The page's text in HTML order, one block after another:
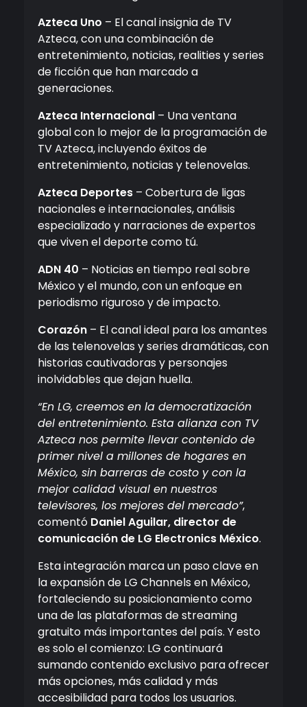
Azteca Uno – El canal insignia de TV
Azteca, con una combinación de
entretenimiento, noticias, realities y series
de ficción que han marcado a
generaciones.
Azteca Internacional – Una ventana
global con lo mejor de la programación de
TV Azteca, incluyendo éxitos de
entretenimiento, noticias y telenovelas.
Azteca Deportes – Cobertura de ligas
nacionales e internacionales, análisis
especializado y narraciones de expertos
que viven el deporte como tú.
ADN 40 – Noticias en tiempo real sobre
México y el mundo, con un enfoque en
periodismo riguroso y de impacto.
Corazón – El canal ideal para los amantes
de las telenovelas y series dramáticas, con
historias cautivadoras y personajes
inolvidables que dejan huella.
“En LG, creemos en la democratización
del entretenimiento. Esta alianza con TV
Azteca nos permite llevar contenido de
primer nivel a millones de hogares en
México, sin barreras de costo y con la
mejor calidad visual en nuestros
televisores, los mejores del mercado”,
comentó Daniel Aguilar, director de
comunicación de LG Electronics México.
Esta integración marca un paso clave en
la expansión de LG Channels en México,
fortaleciendo su posicionamiento como
una de las plataformas de streaming
gratuito más importantes del país. Y esto
es solo el comienzo: LG continuará
sumando contenido exclusivo para ofrecer
más opciones, más calidad y más
accesibilidad para todos los usuarios.